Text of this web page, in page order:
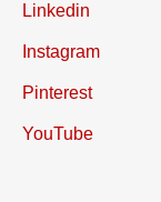
Linkedin
Instagram
Pinterest
YouTube